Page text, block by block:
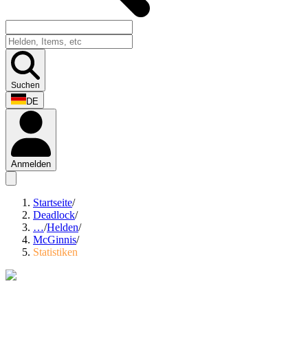
Suchen
DE
Anmelden
Startseite/
Deadlock/
…/Helden/
McGinnis/
Statistiken